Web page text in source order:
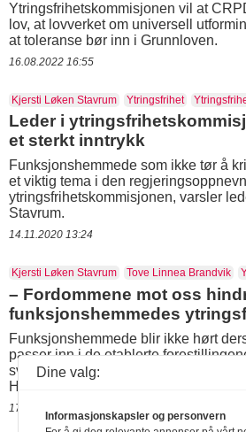
Ytringsfrihetskommisjonen vil at
lov, at lovverket om universell
at toleranse bør inn i Grunnloven.
16.08.2022 16:55
Kjersti Løken Stavrum Ytringsfrihet
Leder i
et sterkt inntrykk
Funksjonshemmede som ikke tør å
et viktig tema i den
ytringsfrihetskommisjonen, varsler
Stavrum.
14.11.2020 13:24
Kjersti Løken Stavrum Tove Linnea Brandvik
– Fordommene mot oss
funksjonshemmedes
Funksjonshemmede blir ikke hørt
passer inn i de etablerte
svake, mener forbundsleder i Tove
Handikapforbund.
17.06.2020 11:57
Dine valg:
Informasjonskapsler og personvern